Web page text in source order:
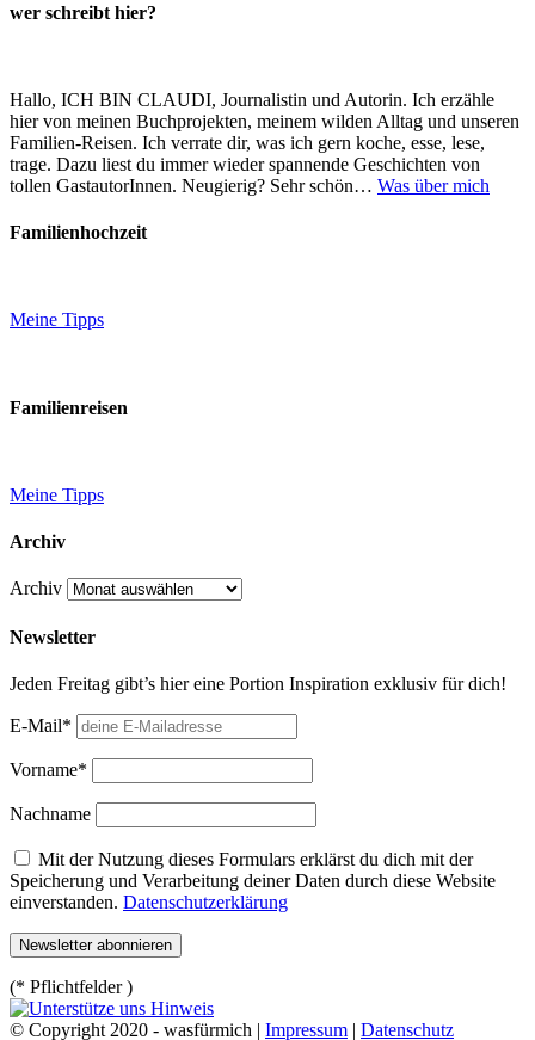
wer schreibt hier?
Hallo, ICH BIN CLAUDI, Journalistin und Autorin. Ich erzähle
hier von meinen Buchprojekten, meinem wilden Alltag und unseren
Familien-Reisen. Ich verrate dir, was ich gern koche, esse, lese,
trage. Dazu liest du immer wieder spannende Geschichten von
tollen GastautorInnen. Neugierig? Sehr schön… Was über mich
Familienhochzeit
Meine Tipps
Familienreisen
Meine Tipps
Archiv
Archiv
Newsletter
Jeden Freitag gibt’s hier eine Portion Inspiration exklusiv für dich!
E-Mail*
Vorname*
Nachname
Mit der Nutzung dieses Formulars erklärst du dich mit der
Speicherung und Verarbeitung deiner Daten durch diese Website
einverstanden. Datenschutzerklärung
(* Pflichtfelder )
© Copyright 2020 - wasfürmich | Impressum | Datenschutz